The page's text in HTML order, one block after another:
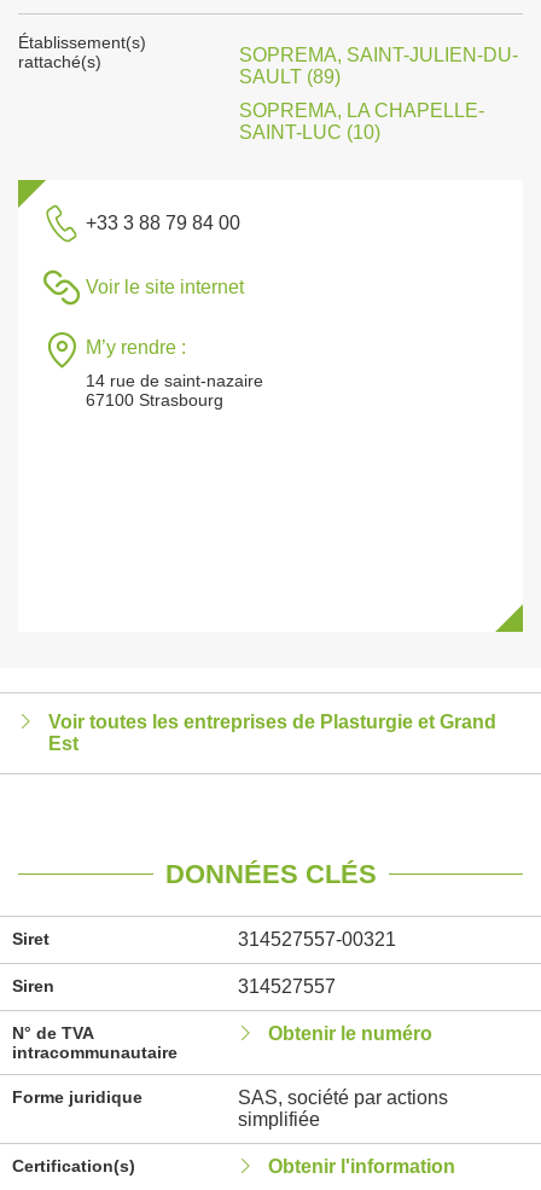
Établissement(s)
rattaché(s)
SOPREMA, SAINT-JULIEN-DU-
SAULT (89)
SOPREMA, LA CHAPELLE-
SAINT-LUC (10)
+33 3 88 79 84 00
Voir le site internet
M’y rendre :
14 rue de saint-nazaire
67100 Strasbourg
Voir toutes les entreprises de Plasturgie et Grand
Est
DONNÉES CLÉS
Siret 314527557-00321
Siren 314527557
N° de TVA
intracommunautaire
Obtenir le numéro
Forme juridique
SAS, société par actions
simplifiée
Certification(s) Obtenir l'information